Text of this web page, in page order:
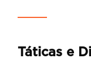
Táticas e